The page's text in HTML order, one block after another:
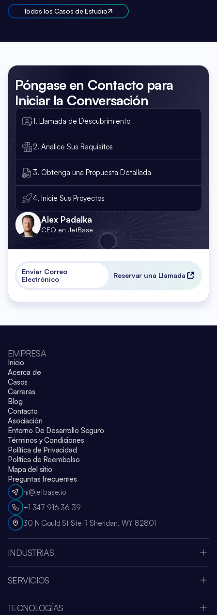
Todos los Casos de Estudio
Póngase en Contacto para
Iniciar la Conversación
1. Llamada de Descubrimiento
2. Analice Sus Requisitos
3. Obtenga una Propuesta Detallada
4. Inicie Sus Proyectos
Alex Padalka
CEO en JetBase
Enviar Correo
Electrónico
Reservar una Llamada
EMPRESA
Inicio
Acerca de
Casos
Carreras
Blog
Contacto
Asociación
Entorno De Desarrollo Seguro
Términos y Condiciones
Política de Privacidad
Política de Reembolso
Mapa del sitio
Preguntas frecuentes
hi@jetbase.io
+1 347 916 36 39
30 N Gould St Ste R Sheridan, WY 82801
INDUSTRIAS
Aplicación de Deportes
Medios y Entretenimiento
Atención Médica
SERVICIOS
Diseño UI y UX
TECNOLOGÍAS